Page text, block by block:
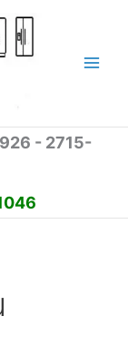
- 2715-